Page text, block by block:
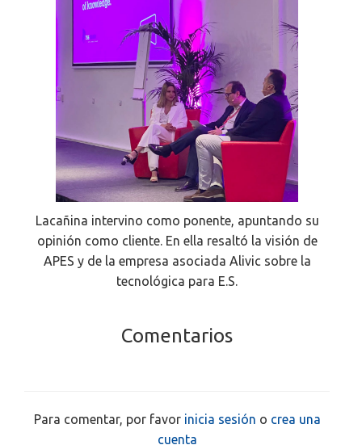
Lacañina intervino como ponente, apuntando su
opinión como cliente. En ella resaltó la visión de
APES y de la empresa asociada Alivic sobre la
tecnológica para E.S.
Comentarios
Para comentar, por favor inicia sesión o crea una
cuenta